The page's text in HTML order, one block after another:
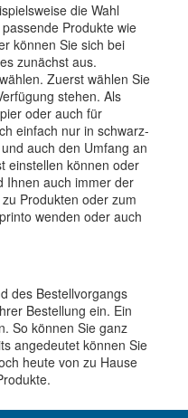
die Wahl
passende Produkte wie
können Sie sich bei
zunächst aus.
Zuerst wählen Sie
stehen. Als
oder auch für
einfach nur in schwarz-
auch den Umfang an
einstellen können oder
Ihnen auch immer der
Produkten oder zum
wenden oder auch
des Bestellvorgangs
Bestellung ein. Ein
So können Sie ganz
angedeutet können Sie
heute von zu Hause